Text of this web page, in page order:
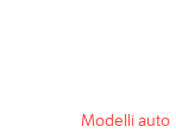
Modelli auto